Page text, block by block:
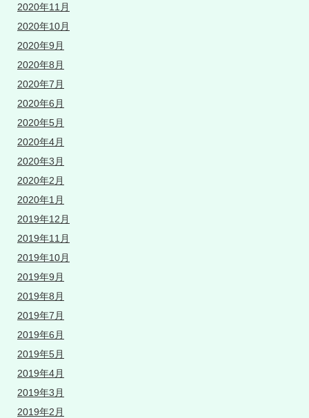
2020年11月
2020年10月
2020年9月
2020年8月
2020年7月
2020年6月
2020年5月
2020年4月
2020年3月
2020年2月
2020年1月
2019年12月
2019年11月
2019年10月
2019年9月
2019年8月
2019年7月
2019年6月
2019年5月
2019年4月
2019年3月
2019年2月